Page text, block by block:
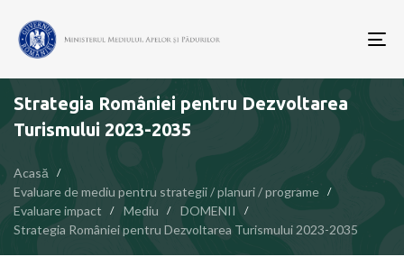
Strategia României pentru Dezvoltarea
Turismului 2023-2035
Acasă
Evaluare de mediu pentru strategii / planuri / programe
Evaluare impact
Mediu
DOMENII
Strategia României pentru Dezvoltarea Turismului 2023-2035